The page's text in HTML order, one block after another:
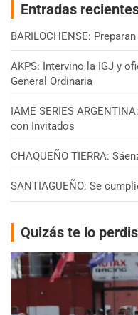
Entradas
BARILOCHENSE:
AKPS: Intervino la IGJ y
General Ordinaria
IAME SERIES
con Invitados
CHAQUEÑO TIERRA:
SANTIAGUEÑO: Se
Quizás te lo